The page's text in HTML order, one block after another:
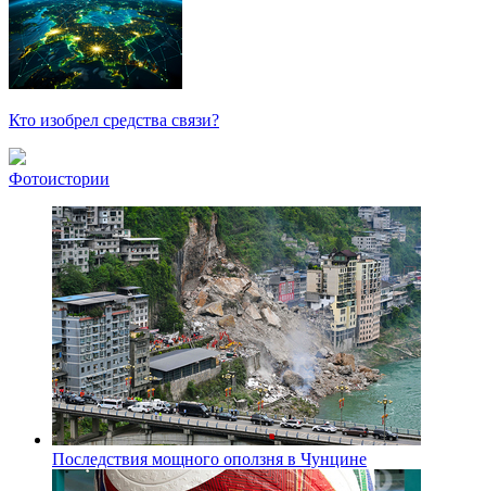
Кто изобрел средства связи?
Фотоистории
Последствия мощного оползня в Чунцине